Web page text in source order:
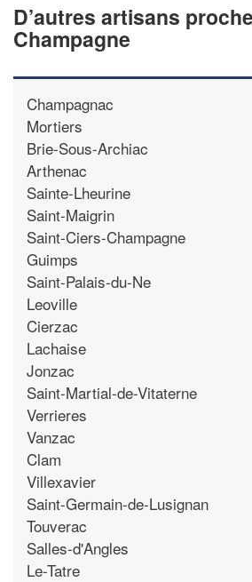
D’autres artisans
Champagne
Champagnac
Mortiers
Brie-Sous-Archiac
Arthenac
Sainte-Lheurine
Saint-Maigrin
Saint-Ciers-Champagne
Guimps
Saint-Palais-du-Ne
Leoville
Cierzac
Lachaise
Jonzac
Saint-Martial-de-Vitaterne
Verrieres
Vanzac
Clam
Villexavier
Saint-Germain-de-Lusignan
Touverac
Salles-d'Angles
Le-Tatre